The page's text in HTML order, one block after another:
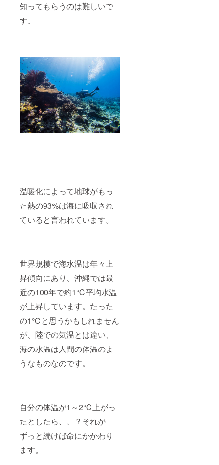
知ってもらうのは難しいで
す。
温暖化によって地球がもっ
た熱の93%は海に吸収され
ていると言われています。
世界規模で海水温は年々上
昇傾向にあり、沖縄では最
近の100年で約1℃平均水温
が上昇しています。たった
の1℃と思うかもしれません
が、陸での気温とは違い、
海の水温は人間の体温のよ
うなものなのです。
自分の体温が1～2℃上がっ
たとしたら、、？それが
ずっと続けば命にかかわり
ます。